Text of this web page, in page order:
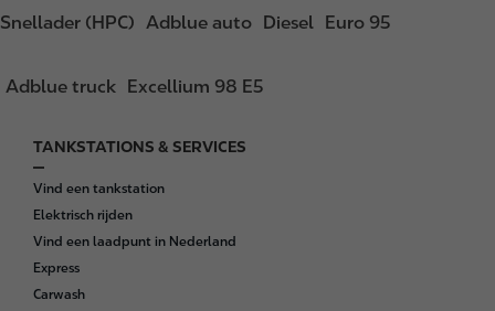
Snellader (HPC) Adblue auto Diesel Euro 95
Adblue truck Excellium 98 E5
F
o
o
t
e
r
TANKSTATIONS & SERVICES
Vind een tankstation
Elektrisch rijden
Vind een laadpunt in Nederland
Express
Carwash